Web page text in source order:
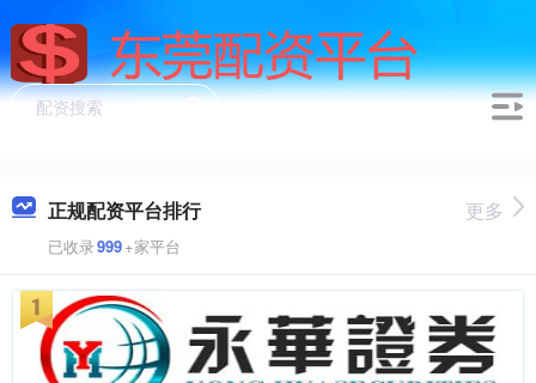
正规配资平台排行
已收录999+家平台
更多